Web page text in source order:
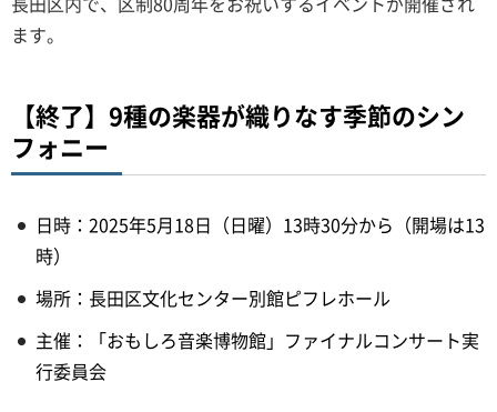
ます。
【終了】9種の楽器が織りなす季節のシン
フォニー
日時：2025年5月18日（日曜）13時30分から（開場は13
時）
場所：長田区文化センター別館ピフレホール
主催：「おもしろ音楽博物館」ファイナルコンサート実
行委員会